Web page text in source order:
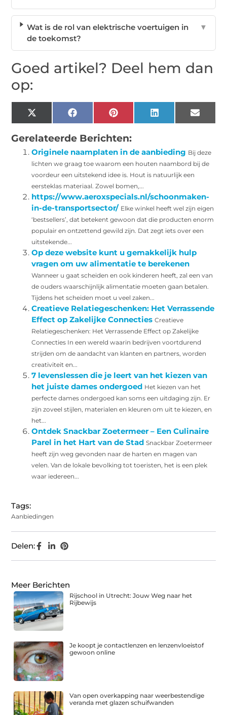
Wat is de rol van elektrische voertuigen in
de toekomst?
▼
Goed artikel? Deel hem dan
op:
X
(Twitter)
Facebook Pinterest LinkedIn Email
Gerelateerde Berichten:
Originele naamplaten in de aanbieding Bij deze
lichten we graag toe waarom een houten naambord bij de
voordeur een uitstekend idee is. Hout is natuurlijk een
eersteklas materiaal. Zowel bomen,...
https://www.aeroxspecials.nl/schoonmaken-
in-de-transportsector/ Elke winkel heeft wel zijn eigen
‘bestsellers’, dat betekent gewoon dat die producten enorm
populair en ontzettend gewild zijn. Dat zegt iets over een
uitstekende...
Op deze website kunt u gemakkelijk hulp
vragen om uw alimentatie te berekenen
Wanneer u gaat scheiden en ook kinderen heeft, zal een van
de ouders waarschijnlijk alimentatie moeten gaan betalen.
Tijdens het scheiden moet u veel zaken...
Creatieve Relatiegeschenken: Het Verrassende
Effect op Zakelijke Connecties Creatieve
Relatiegeschenken: Het Verrassende Effect op Zakelijke
Connecties In een wereld waarin bedrijven voortdurend
strijden om de aandacht van klanten en partners, worden
creativiteit en...
7 levenslessen die je leert van het kiezen van
het juiste dames ondergoed Het kiezen van het
perfecte dames ondergoed kan soms een uitdaging zijn. Er
zijn zoveel stijlen, materialen en kleuren om uit te kiezen, en
het...
Ontdek Snackbar Zoetermeer – Een Culinaire
Parel in het Hart van de Stad Snackbar Zoetermeer
heeft zijn weg gevonden naar de harten en magen van
velen. Van de lokale bevolking tot toeristen, het is een plek
waar iedereen...
Tags:
Aanbiedingen
Delen:
Meer Berichten
Rijschool in Utrecht: Jouw Weg naar het
Rijbewijs
Je koopt je contactlenzen en lenzenvloeistof
gewoon online
Van open overkapping naar weerbestendige
veranda met glazen schuifwanden